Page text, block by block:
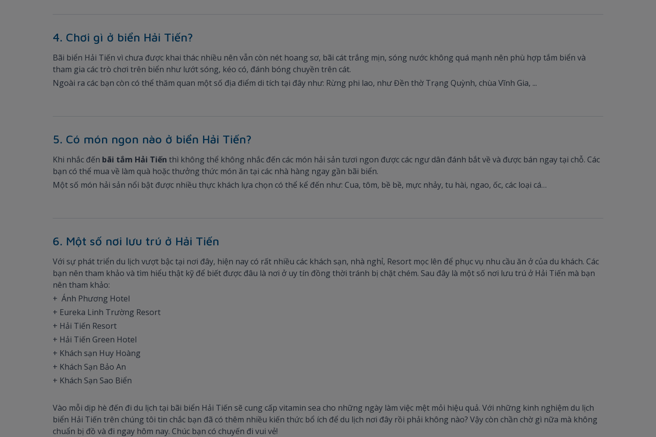
4. Chơi gì ở biển Hải Tiến?
Bãi biển Hải Tiến vì chưa được khai thác nhiều nên vẫn còn nét hoang sơ, bãi cát trắng mịn, sóng nước không quá mạnh nên phù hợp tắm biển và
tham gia các trò chơi trên biển như lướt sóng, kéo có, đánh bóng chuyền trên cát.
Ngoài ra các bạn còn có thể thăm quan một số địa điểm di tích tại đây như: Rừng phi lao, như Đền thờ Trạng Quỳnh, chùa Vĩnh Gia, ...
5. Có món ngon nào ở biển Hải Tiến?
Khi nhắc đến bãi tắm Hải Tiến thì không thể không nhắc đến các món hải sản tươi ngon được các ngư dân đánh bắt về và được bán ngay tại chỗ. Các
bạn có thể mua về làm quà hoặc thưởng thức món ăn tại các nhà hàng ngay gần bãi biển.
Một số món hải sản nổi bật được nhiều thực khách lựa chọn có thể kể đến như: Cua, tôm, bề bề, mực nhảy, tu hài, ngao, ốc, các loại cá…
6. Một số nơi lưu trú ở Hải Tiến
Với sự phát triển du lịch vượt bậc tại nơi đây, hiện nay có rất nhiều các khách sạn, nhà nghỉ, Resort mọc lên để phục vụ nhu cầu ăn ở của du khách. Các
bạn nên tham khảo và tìm hiểu thật kỹ để biết được đâu là nơi ở uy tín đồng thời tránh bị chặt chém. Sau đây là một số nơi lưu trú ở Hải Tiến mà bạn
nên tham khảo:
+ Ánh Phương Hotel
+ Eureka Linh Trường Resort
+ Hải Tiến Resort
+ Hải Tiến Green Hotel
+ Khách sạn Huy Hoàng
+ Khách Sạn Bảo An
+ Khách Sạn Sao Biển
Vào mỗi dịp hè đến đi du lịch tại bãi biển Hải Tiến sẽ cung cấp vitamin sea cho những ngày làm việc mệt mỏi hiệu quả. Với những kinh nghiệm du lịch
biển Hải Tiến trên chúng tôi tin chắc bạn đã có thêm nhiều kiến thức bổ ích để du lịch nơi đây rồi phải không nào? Vậy còn chần chờ gì nữa mà không
chuẩn bị đồ và đi ngay hôm nay. Chúc bạn có chuyến đi vui vẻ!